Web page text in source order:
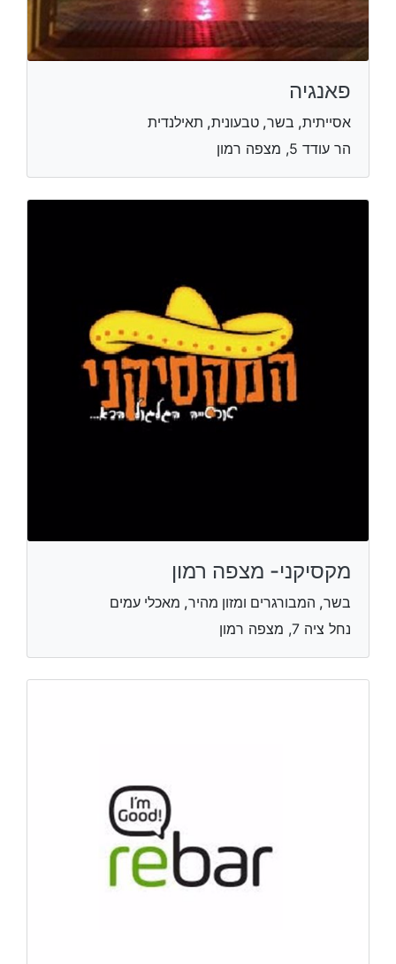
פאנגיה
אסייתית, בשר, טבעונית, תאילנדית
הר עודד 5, מצפה רמון
מקסיקני- מצפה רמון
בשר, המבורגרים ומזון מהיר, מאכלי עמים
נחל ציה 7, מצפה רמון